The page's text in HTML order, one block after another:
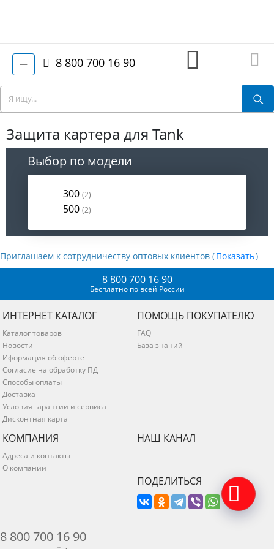
8 800 700 16 90
Защита картера для Tank
Выбор по модели
300 (2)
500 (2)
Приглашаем к сотрудничеству оптовых клиентов ( )
8 800 700 16 90
Бесплатно по всей России
ИНТЕРНЕТ КАТАЛОГ
Каталог товаров
Новости
Иформация об оферте
Согласие на обработку ПД
Способы оплаты
Доставка
Условия гарантии и сервиса
Дисконтная карта
ПОМОЩЬ ПОКУПАТЕЛЮ
FAQ
База знаний
КОМПАНИЯ
Адреса и контакты
О компании
НАШ КАНАЛ
ПОДЕЛИТЬСЯ
8 800 700 16 90